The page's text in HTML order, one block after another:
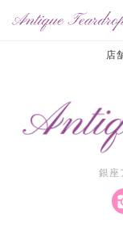
店
銀座